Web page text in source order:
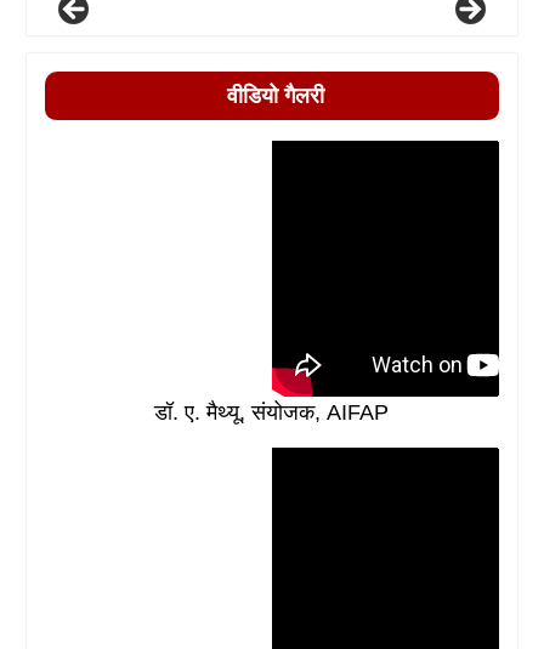
वीडियो गैलरी
डॉ. ए. मैथ्यू, संयोजक, AIFAP